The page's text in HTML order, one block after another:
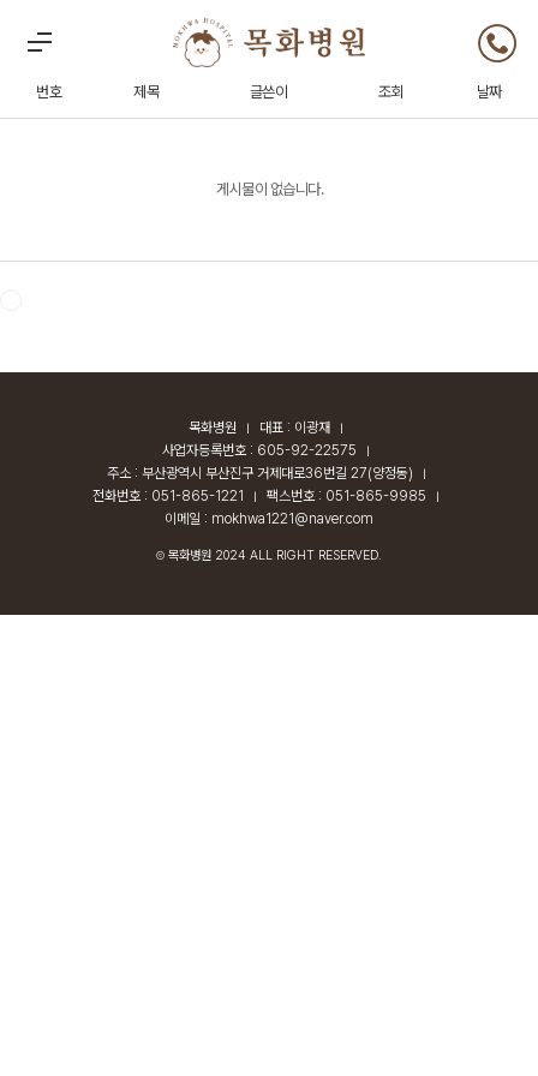
Total 0건
번호 제목 글쓴이 조회 날짜
게시물이 없습니다.
목화병원 | 대표 : 이광재 |
사업자등록번호 : 605-92-22575 |
주소 : 부산광역시 부산진구 거제대로36번길 27(양정동) |
전화번호 : 051-865-1221 | 팩스번호 : 051-865-9985 |
이메일 : mokhwa1221@naver.com
Ⓒ 목화병원 2024 ALL RIGHT RESERVED.